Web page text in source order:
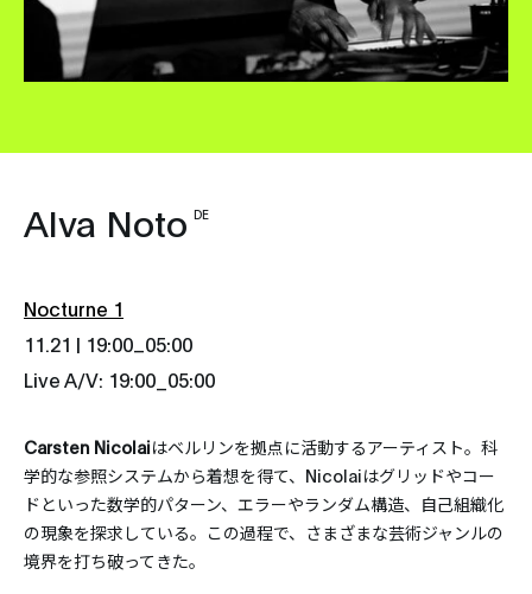
Alva Noto DE
Nocturne 1
11.21 | 19:00 05:00
Live A/V: 19:00_05:00
Carsten Nicolaiはベルリンを拠点に活動するアーティスト。科
学的な参照システムから着想を得て、Nicolaiはグリッドやコー
ドといった数学的パターン、エラーやランダム構造、自己組織化
の現象を探求している。この過程で、さまざまな芸術ジャンルの
境界を打ち破ってきた。